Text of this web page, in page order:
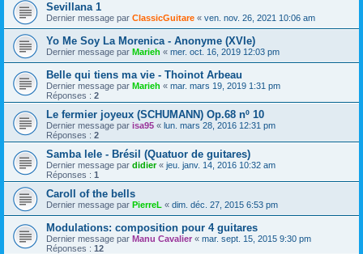
Sevillana 1
Dernier message par ClassicGuitare « ven. nov. 26, 2021 10:06 am
Yo Me Soy La Morenica - Anonyme (XVIe)
Dernier message par Marieh « mer. oct. 16, 2019 12:03 pm
Belle qui tiens ma vie - Thoinot Arbeau
Dernier message par Marieh « mar. mars 19, 2019 1:31 pm
Réponses : 2
Le fermier joyeux (SCHUMANN) Op.68 nº 10
Dernier message par isa95 « lun. mars 28, 2016 12:31 pm
Réponses : 2
Samba lele - Brésil (Quatuor de guitares)
Dernier message par didier« jeu. janv. 14, 2016 10:32 am
Réponses : 1
Caroll of the bells
Dernier message par PierreL « dim. déc. 27, 2015 6:53 pm
Modulations: composition pour 4 guitares
Dernier message par Manu Cavalier « mar. sept. 15, 2015 9:30 pm
Réponses : 12